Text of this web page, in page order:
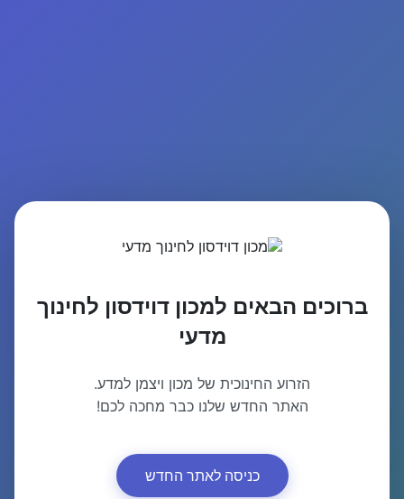
ברוכים הבאים למכון דוידסון לחינוך
מדעי
הזרוע החינוכית של מכון ויצמן למדע.
האתר החדש שלנו כבר מחכה לכם!
כניסה לאתר החדש